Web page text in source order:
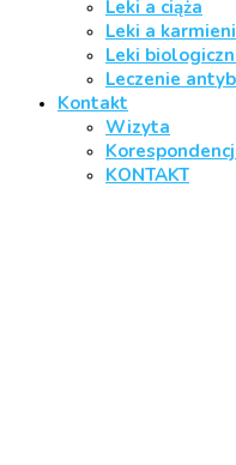
Leki a ciąża
Leki a
Leki
Leczenie
Kontakt
Wizyta
KONTAKT